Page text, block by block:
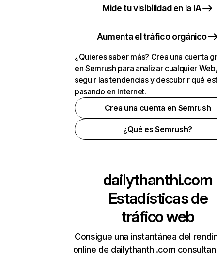
Mide tu visibilidad en la IA
Aumenta el tráfico orgánico
¿Quieres saber más? Crea una cuenta
en Semrush para analizar cualquier
seguir las tendencias y descubrir qué
pasando en Internet.
Crea una cuenta en Semrush
¿Qué es Semrush?
dailythanthi.com
Estadísticas de
tráfico web
Consigue una instantánea del
online de dailythanthi.com